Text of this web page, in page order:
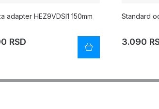
adapter HEZ9VDSI1 150mm
RSD
Standard
3.090